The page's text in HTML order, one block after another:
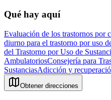
Qué hay aquí
Evaluación de los trastornos por
diurno para el trastorno por uso
del Trastorno por Uso de
AmbulatoriosConsejería para
SustanciasAdicción y
Obtener direcciones